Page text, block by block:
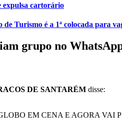
expulsa cartorário
Turismo é a 1ª colocada para
grupo no
DE SANTARÉM disse:
EM CENA E AGORA